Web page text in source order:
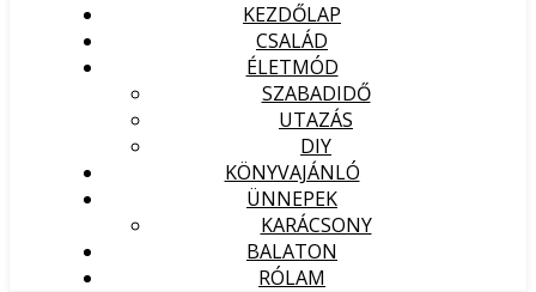
KEZDŐLAP
CSALÁD
ÉLETMÓD
SZABADIDŐ
UTAZÁS
DIY
KÖNYVAJÁNLÓ
ÜNNEPEK
KARÁCSONY
BALATON
RÓLAM